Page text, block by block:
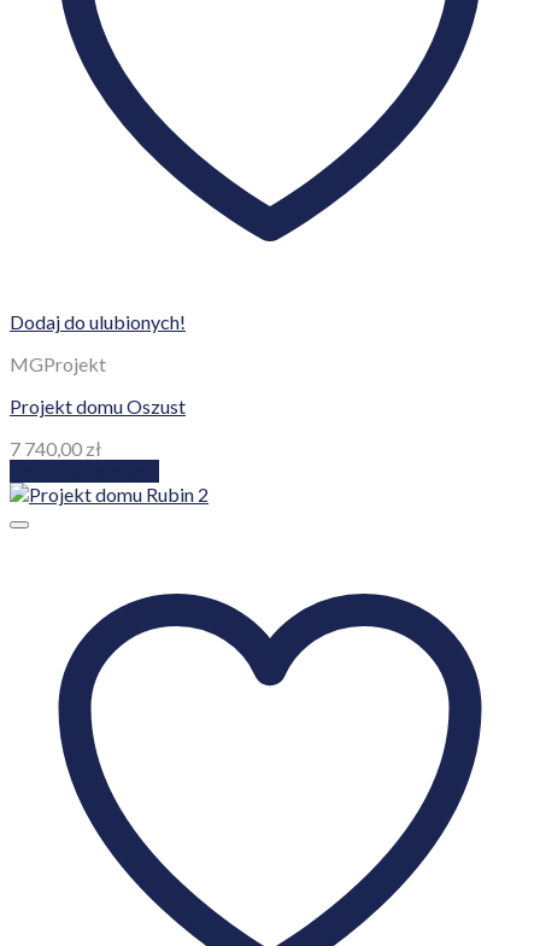
Dodaj do ulubionych!
MGProjekt
Projekt domu Oszust
7 740,00 zł